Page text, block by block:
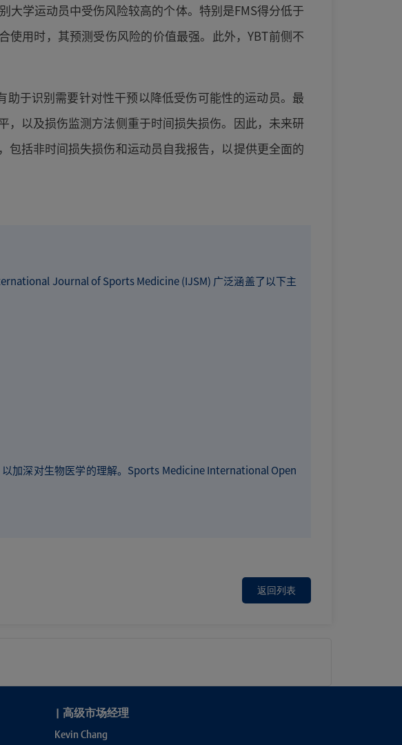
大学运动员中受伤风险较高的个体。特别是FMS得分低于
使用时，其预测受伤风险的价值最强。此外，YBT前侧不
于识别需要针对性干预以降低受伤可能性的运动员。最
以及损伤监测方法侧重于时间损失损伤。因此，未来研
括非时间损失损伤和运动员自我报告，以提供更全面的
Journal of Sports Medicine (IJSM) 广泛涵盖了以下主
加深对生物医学的理解。Sports Medicine International Open
返回列表
| 高级市场经理
Kevin Chang